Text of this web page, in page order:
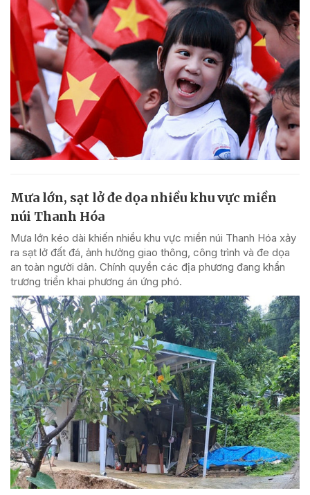
Mưa lớn, sạt lở đe dọa nhiều khu vực miền
núi Thanh Hóa
Mưa lớn kéo dài khiến nhiều khu vực miền núi Thanh Hóa xảy
ra sạt lở đất đá, ảnh hưởng giao thông, công trình và đe dọa
an toàn người dân. Chính quyền các địa phương đang khẩn
trương triển khai phương án ứng phó.